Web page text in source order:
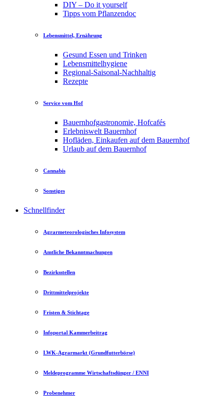
DIY – Do it yourself
Tipps vom Pflanzendoc
Lebensmittel, Ernährung
Gesund Essen und Trinken
Lebensmittelhygiene
Regional-Saisonal-Nachhaltig
Rezepte
Service vom Hof
Bauernhofgastronomie, Hofcafés
Erlebniswelt Bauernhof
Hofläden, Einkaufen auf dem Bauernhof
Urlaub auf dem Bauernhof
Cannabis
Sonstiges
Schnellfinder
Agrarmeteorologisches Infosystem
Amtliche Bekanntmachungen
Bezirksstellen
Drittmittelprojekte
Fristen & Stichtage
Infoportal Kammerbeitrag
LWK-Agrarmarkt (Grundfutterbörse)
Meldeprogramme Wirtschaftsdünger / ENNI
Probenehmer